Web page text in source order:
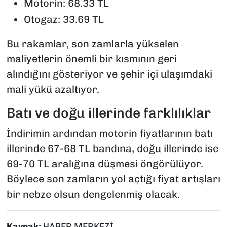
Motorin: 68.33 TL
Otogaz: 33.69 TL
Bu rakamlar, son zamlarla yükselen
maliyetlerin önemli bir kısmının geri
alındığını gösteriyor ve şehir içi ulaşımdaki
mali yükü azaltıyor.
Batı ve doğu illerinde farklılıklar
İndirimin ardından motorin fiyatlarının batı
illerinde 67-68 TL bandına, doğu illerinde ise
69-70 TL aralığına düşmesi öngörülüyor.
Böylece son zamların yol açtığı fiyat artışları
bir nebze olsun dengelenmiş olacak.